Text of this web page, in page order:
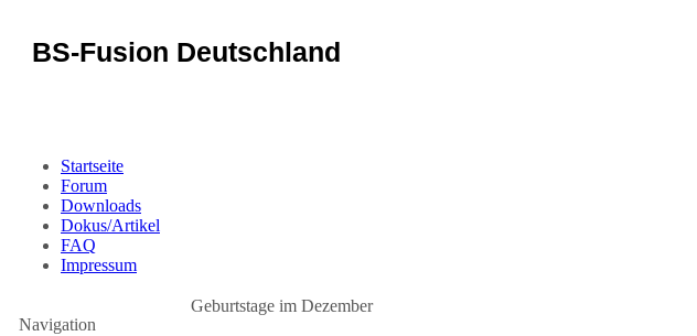
BS-Fusion Deutschland
Startseite
Forum
Downloads
Dokus/Artikel
FAQ
Impressum
Navigation
Geburtstage im Dezember